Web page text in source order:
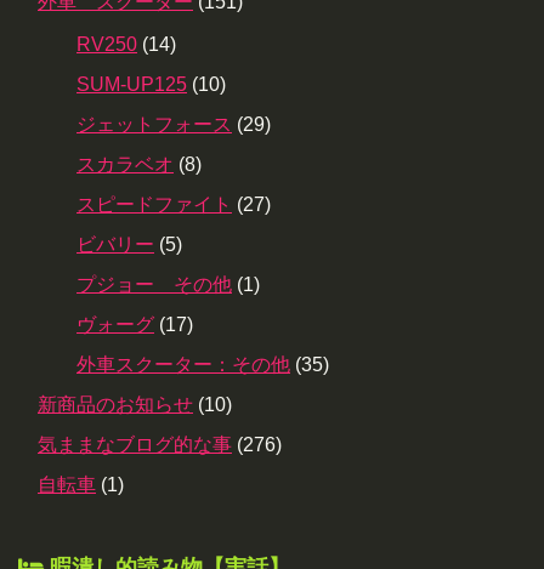
RV250 (14)
SUM-UP125 (10)
ジェットフォース (29)
スカラベオ (8)
スピードファイト (27)
ビバリー (5)
プジョー その他 (1)
ヴォーグ (17)
外車スクーター：その他 (35)
新商品のお知らせ (10)
気ままなブログ的な事 (276)
自転車 (1)